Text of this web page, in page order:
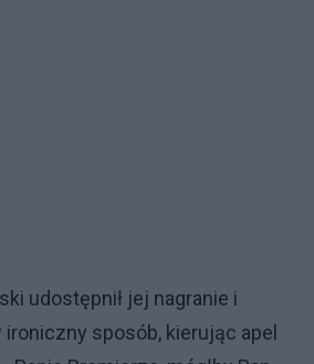
udostępnił jej nagranie i
ironiczny sposób, kierując apel